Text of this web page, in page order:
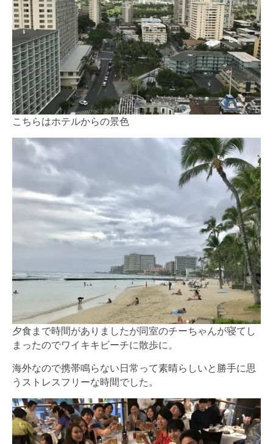
こちらはホテルからの景色
夕食まで時間がありましたが同室のチーちゃんが寝てし
まったのでワイキキビーチに散歩に。
海外なので携帯鳴らない日常って素晴らしいと勝手に思
うストレスフリーな時間でした。